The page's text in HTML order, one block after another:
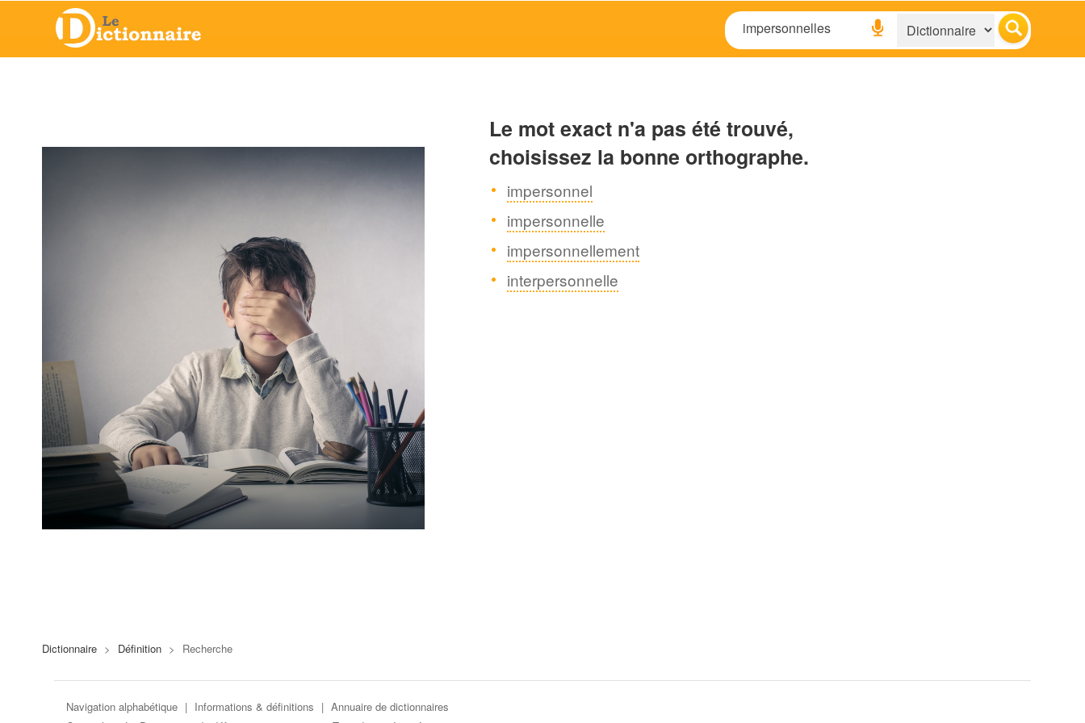
Le mot exact n'a pas été trouvé,
choisissez la bonne orthographe.
impersonnel
impersonnelle
impersonnellement
interpersonnelle
Dictionnaire > Définition > Recherche
Navigation alphabétique | Informations & définitions | Annuaire de dictionnaires